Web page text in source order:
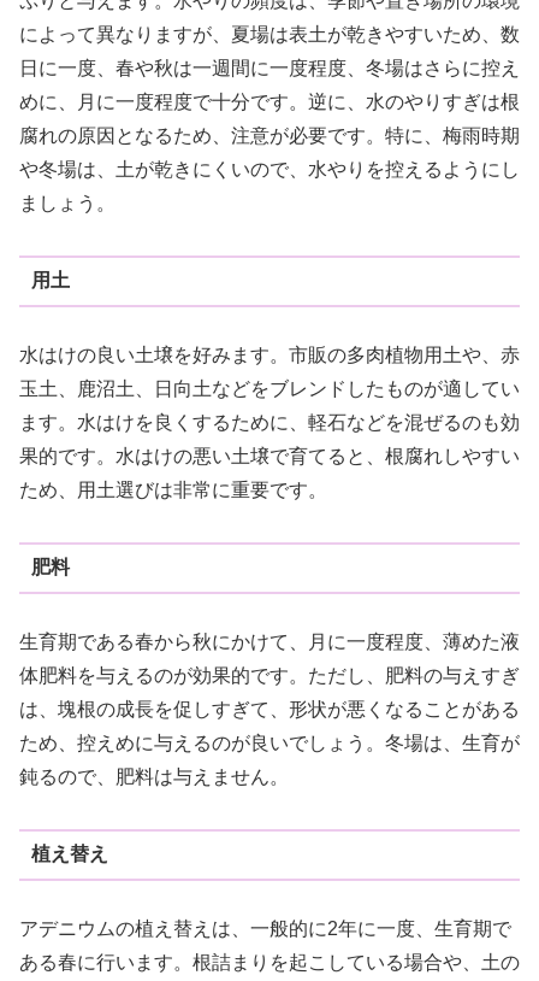
によって異なりますが、夏場は表土が乾きやすいため、数
日に一度、春や秋は一週間に一度程度、冬場はさらに控え
めに、月に一度程度で十分です。逆に、水のやりすぎは根
腐れの原因となるため、注意が必要です。特に、梅雨時期
や冬場は、土が乾きにくいので、水やりを控えるようにし
ましょう。
用土
水はけの良い土壌を好みます。市販の多肉植物用土や、赤
玉土、鹿沼土、日向土などをブレンドしたものが適してい
ます。水はけを良くするために、軽石などを混ぜるのも効
果的です。水はけの悪い土壌で育てると、根腐れしやすい
ため、用土選びは非常に重要です。
肥料
生育期である春から秋にかけて、月に一度程度、薄めた液
体肥料を与えるのが効果的です。ただし、肥料の与えすぎ
は、塊根の成長を促しすぎて、形状が悪くなることがある
ため、控えめに与えるのが良いでしょう。冬場は、生育が
鈍るので、肥料は与えません。
植え替え
アデニウムの植え替えは、一般的に2年に一度、生育期で
ある春に行います。根詰まりを起こしている場合や、土の